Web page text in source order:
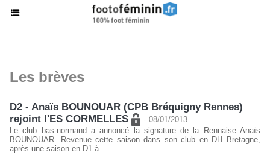
Les brèves
D2 - Anaïs BOUNOUAR (CPB Bréquigny Rennes)
rejoint l'ES CORMELLES
- 08/01/2013
Le club bas-normand a annoncé la signature de la Rennaise Anaïs
BOUNOUAR. Revenue cette saison dans son club en DH Bretagne,
après une saison en D1 à...